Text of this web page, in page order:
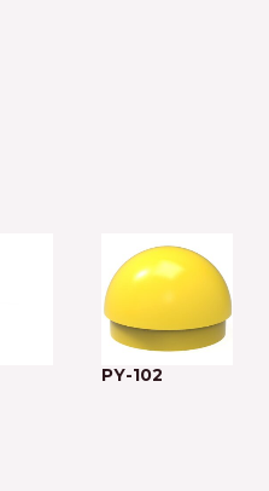
PY-102